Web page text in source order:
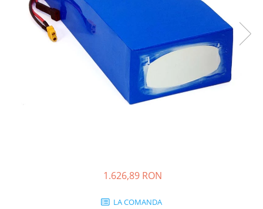
1.626,89 RON
LA COMANDA